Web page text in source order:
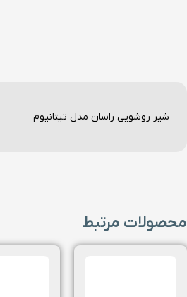
شیر روشویی راسان مدل تیتانیوم
محصولات مرتبط